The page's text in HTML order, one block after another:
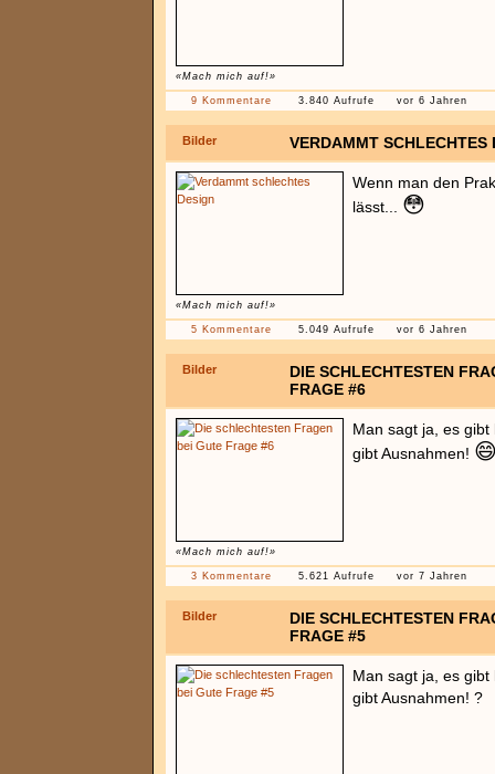
«Mach mich auf!»
9 Kommentare 3.840 Aufrufe vor 6 Jahren
Bilder VERDAMMT SCHLECHTES
«Mach mich auf!»
Wenn man den
lässt... 😳
5 Kommentare 5.049 Aufrufe vor 6 Jahren
Bilder
DIE SCHLECHTESTEN
FRAGE #6
«Mach mich auf!»
Man sagt ja, es
gibt Ausnahmen!
3 Kommentare 5.621 Aufrufe vor 7 Jahren
Bilder
DIE SCHLECHTESTEN
FRAGE #5
Man sagt ja, es
gibt Ausnahmen! ?